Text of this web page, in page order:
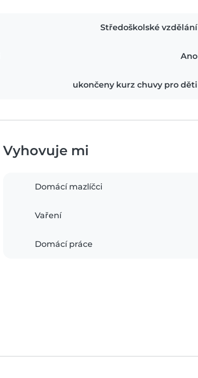
Středoškolské vzdělání
Ano
ukončeny kurz chuvy pro děti
Vyhovuje mi
Domácí mazlíčci
Vaření
Domácí práce